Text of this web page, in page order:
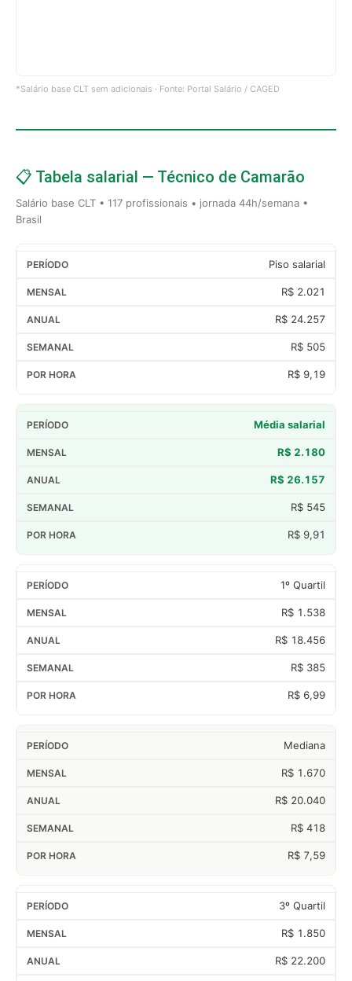
*Salário base CLT sem adicionais · Fonte: Portal Salário / CAGED
📋 Tabela salarial — Técnico de Camarão
Salário base CLT • 117 profissionais • jornada 44h/semana •
Brasil
Piso salarial
R$ 2.021
R$ 24.257
R$ 505
R$ 9,19
Média salarial
R$ 2.180
R$ 26.157
R$ 545
R$ 9,91
1º Quartil
R$ 1.538
R$ 18.456
R$ 385
R$ 6,99
Mediana
R$ 1.670
R$ 20.040
R$ 418
R$ 7,59
3º Quartil
R$ 1.850
R$ 22.200